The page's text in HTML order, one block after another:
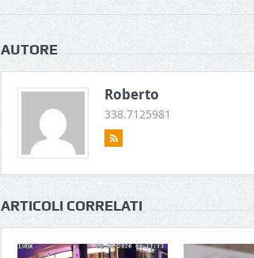
AUTORE
Roberto
338.7125981
ARTICOLI CORRELATI